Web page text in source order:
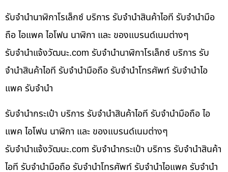
รับจำนำนาฬิกาโรเล็กซ์ บริการ รับจำนำสินค้าไอที รับจำนำมือ
ถือ ไอแพค ไอโฟน นาฬิกา และ ของแบรนด์เนมต่างๆ
รับจํานําแจ้งวัฒนะ.com รับจำนำนาฬิกาโรเล็กซ์ บริการ รับ
จำนำสินค้าไอที รับจำนำมือถือ รับจำนำโทรศัพท์ รับจำนำไอ
แพค รับจำนำ
รับจำนำกระเป๋า บริการ รับจำนำสินค้าไอที รับจำนำมือถือ ไอ
แพค ไอโฟน นาฬิกา และ ของแบรนด์เนมต่างๆ
รับจํานําแจ้งวัฒนะ.com รับจำนำกระเป๋า บริการ รับจำนำสินค้า
ไอที รับจำนำมือถือ รับจำนำโทรศัพท์ รับจำนำไอแพค รับจำนำ